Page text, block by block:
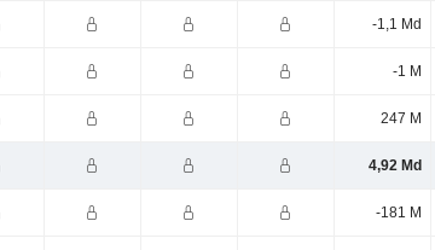
-1,1 Md
-1 M
247 M
4,92 Md
-181 M